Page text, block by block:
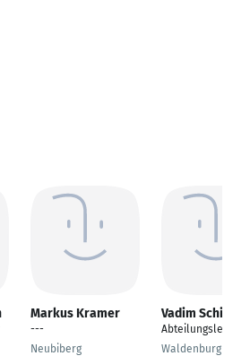
Markus Kramer
---
Neubiberg
Vadim Schischov
Abteilungsleiter
Waldenburg